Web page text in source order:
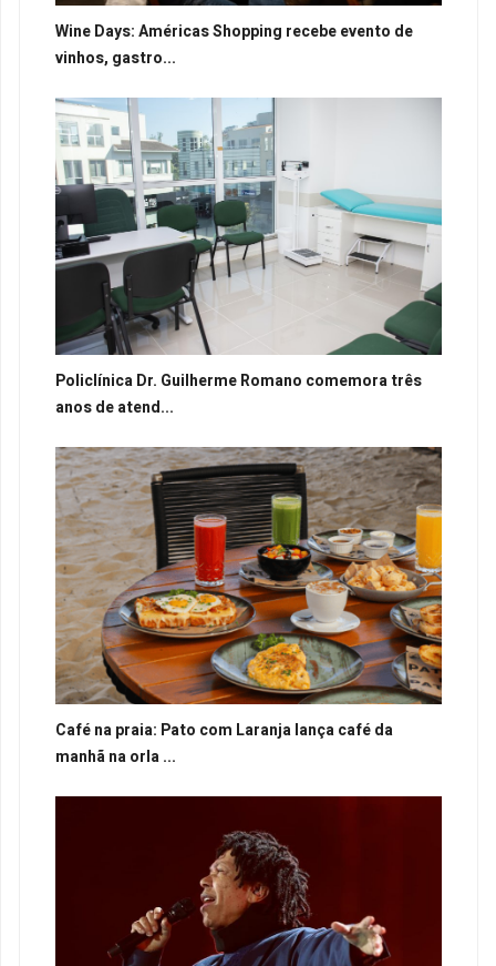
Wine Days: Américas Shopping recebe evento de
vinhos, gastro...
Policlínica Dr. Guilherme Romano comemora três
anos de atend...
Café na praia: Pato com Laranja lança café da
manhã na orla ...